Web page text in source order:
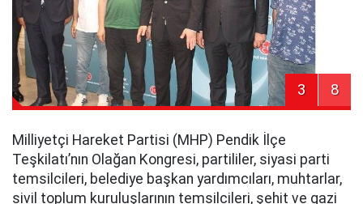
3 8
Milliyetçi Hareket Partisi (MHP) Pendik İlçe
Teşkilatı’nın Olağan Kongresi, partililer, siyasi parti
temsilcileri, belediye başkan yardımcıları, muhtarlar,
sivil toplum kuruluşlarının temsilcileri, şehit ve gazi